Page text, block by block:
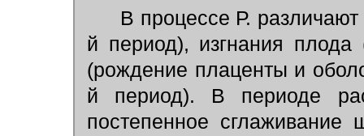
В процессе Р.
й период), изгнания
(рождение плаценты и
й период). В периоде
постепенное сглаживание